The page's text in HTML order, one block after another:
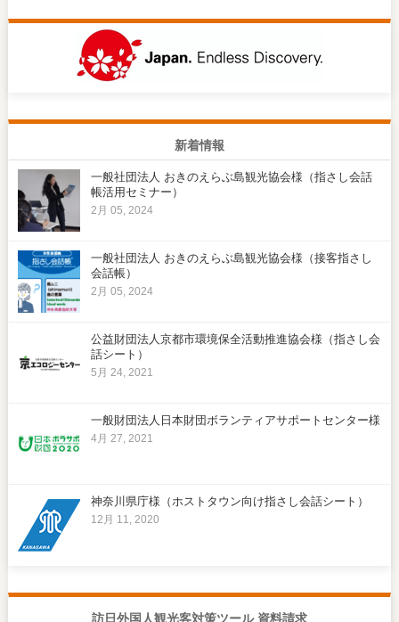
新着情報
一般社団法人 おきのえらぶ島観光協会様（指さし会話
帳活用セミナー）
2月 05, 2024
一般社団法人 おきのえらぶ島観光協会様（接客指さし
会話帳）
2月 05, 2024
公益財団法人京都市環境保全活動推進協会様（指さし会
話シート）
5月 24, 2021
一般財団法人日本財団ボランティアサポートセンター様
4月 27, 2021
神奈川県庁様（ホストタウン向け指さし会話シート）
12月 11, 2020
訪日外国人観光客対策ツール 資料請求